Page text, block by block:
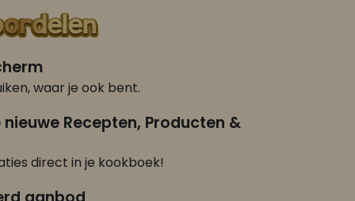
waar je ook bent.
Recepten, Producten &
direct in je kookboek!